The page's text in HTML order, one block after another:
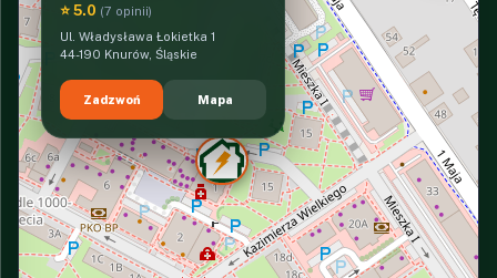
⭐ 5.0 (7 opinii)
Ul. Władysława Łokietka 1
44-190 Knurów, Śląskie
Zadzwoń Mapa